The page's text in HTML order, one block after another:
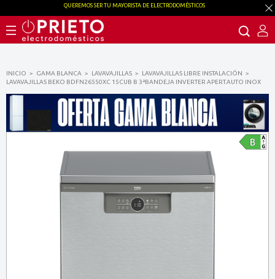
INICIO GAMA BLANCA LAVAVAJILLAS
LAVAVAJILLAS LIBRE INSTALACIÓN
LAVAVAJILLAS BEKO BDFN26550XC 15CUB B 3ªBANDEJA INVERTER APERT.AUTO INOX
QUEREMOS SER TU MAYORISTA DE ELECTRODOMÉSTICOS